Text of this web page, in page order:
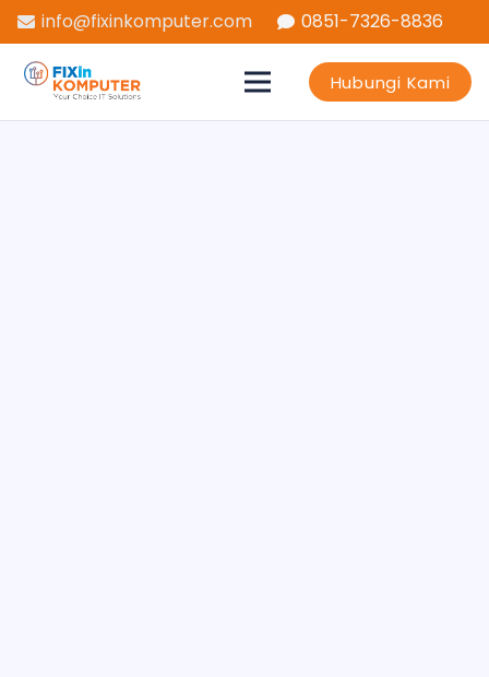
info@fixinkomputer.com 0851-7326-8836
Hubungi Kami